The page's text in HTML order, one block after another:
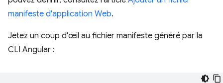
manifeste d'application Web.
Jetez un coup d'œil au fichier manifeste généré par la
CLI Angular :